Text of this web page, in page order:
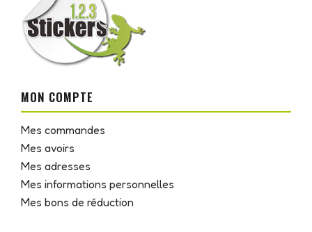
MON COMPTE
Mes commandes
Mes avoirs
Mes adresses
Mes informations personnelles
Mes bons de réduction